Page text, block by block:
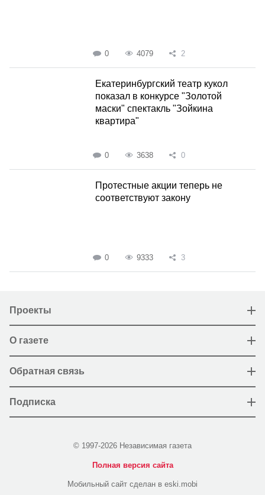
0 4079 2
Екатеринбургский театр кукол
показал в конкурсе "Золотой
маски" спектакль "Зойкина
квартира"
0 3638 0
Протестные акции теперь не
соответствуют закону
0 9333 3
Проекты
О газете
Обратная связь
Подписка
© 1997-2026 Независимая газета
Полная версия сайта
Мобильный сайт сделан в eski.mobi